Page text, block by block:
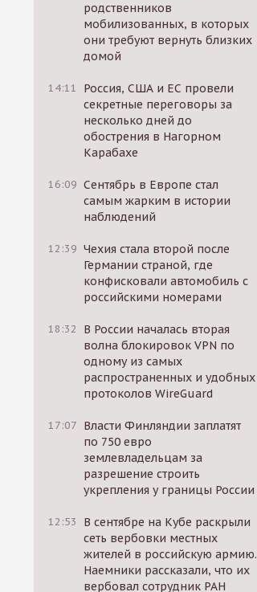
родственников
мобилизованных, в которых
они требуют вернуть близких
домой
14:11
Россия, США и ЕС провели
секретные переговоры за
несколько дней до
обострения в Нагорном
Карабахе
16:09 Сентябрь в Европе стал
самым жарким в истории
наблюдений
12:39 Чехия стала второй после
Германии страной, где
конфисковали автомобиль с
российскими номерами
18:32
В России началась вторая
волна блокировок VPN по
одному из самых
распространенных и удобных
протоколов WireGuard
17:07 Власти Финляндии заплатят
по 750 евро
землевладельцам за
разрешение строить
укрепления у границы России
12:53
В сентябре на Кубе раскрыли
сеть вербовки местных
жителей в российскую армию.
Наемники рассказали, что их
вербовал сотрудник РАН